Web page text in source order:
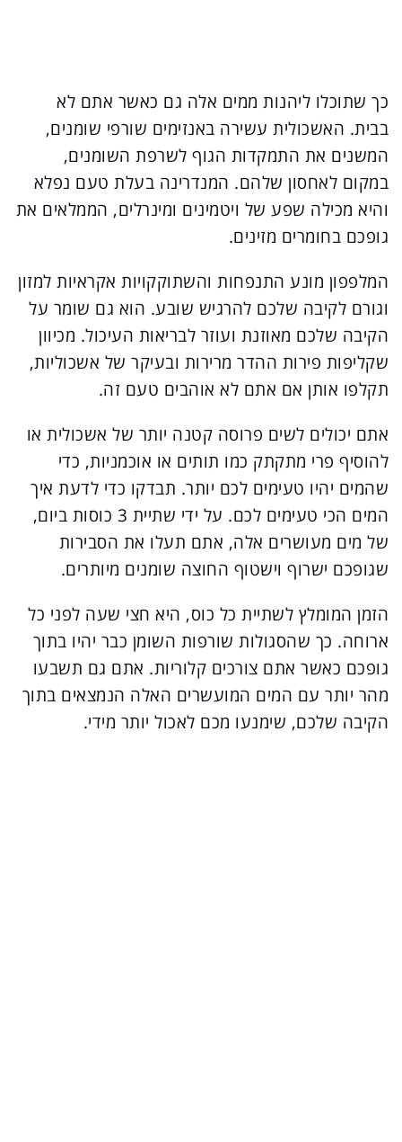
כך שתוכלו ליהנות ממים אלה גם כאשר אתם לא
בבית. האשכולית עשירה באנזימים שורפי שומנים,
המשנים את התמקדות הגוף לשרפת השומנים,
במקום לאחסון שלהם. המנדרינה בעלת טעם נפלא
והיא מכילה שפע של ויטמינים ומינרלים, הממלאים את
גופכם בחומרים מזינים.
המלפפון מונע התנפחות והשתוקקויות אקראיות למזון
וגורם לקיבה שלכם להרגיש שובע. הוא גם שומר על
הקיבה שלכם מאוזנת ועוזר לבריאות העיכול. מכיוון
שקליפות פירות ההדר מרירות ובעיקר של אשכוליות,
תקלפו אותן אם אתם לא אוהבים טעם זה.
אתם יכולים לשים פרוסה קטנה יותר של אשכולית או
להוסיף פרי מתקתק כמו תותים או אוכמניות, כדי
שהמים יהיו טעימים לכם יותר. תבדקו כדי לדעת איך
המים הכי טעימים לכם. על ידי שתיית 3 כוסות ביום,
של מים מעושרים אלה, אתם תעלו את הסבירות
שגופכם ישרוף וישטוף החוצה שומנים מיותרים.
הזמן המומלץ לשתיית כל כוס, היא חצי שעה לפני כל
ארוחה. כך שהסגולות שורפות השומן כבר יהיו בתוך
גופכם כאשר אתם צורכים קלוריות. אתם גם תשבעו
מהר יותר עם המים המועשרים האלה הנמצאים בתוך
הקיבה שלכם, שימנעו מכם לאכול יותר מידי.